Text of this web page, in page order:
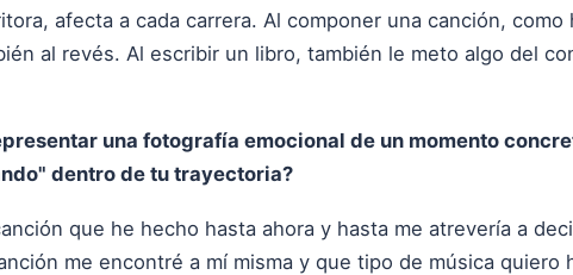
afecta a cada carrera. Al componer una canción,
al revés. Al escribir un libro, también le meto algo del
una fotografía emocional de un momento
dentro de tu trayectoria?
que he hecho hasta ahora y hasta me atrevería a
me encontré a mí misma y que tipo de música quiero